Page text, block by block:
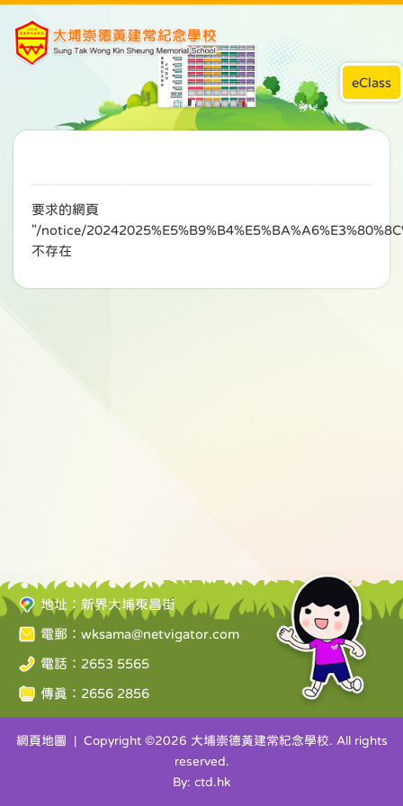
eClass
要求的網頁
"/notice/
不存在
地址：新界大埔東昌街
電郵： wksama@netvigator.com
電話：2653 5565
傳真：2656 2856
網頁地圖 | Copyright ©2026 大埔崇德黃建常紀念學校. All rights
reserved.
By: ctd.hk